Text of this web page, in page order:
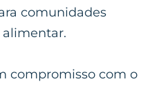
comunidades
alimentar.
compromisso com o